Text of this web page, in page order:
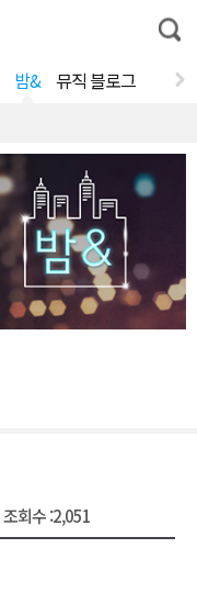
통
합
밤& 뮤직 블로그
조회수 :2,051